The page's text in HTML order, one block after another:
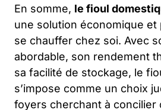
En somme, le fioul
une solution économique
se chauffer chez soi. Avec
abordable, son rendement
sa facilité de stockage, le
s’impose comme un choix
foyers cherchant à concilier